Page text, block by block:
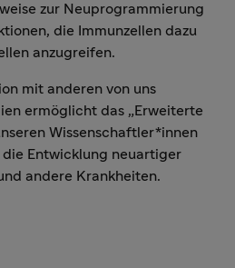
zur Neuprogrammierung
die Immunzellen dazu
anzugreifen.
mit anderen von uns
ermöglicht das „Erweiterte
Wissenschaftler*innen
Entwicklung neuartiger
andere Krankheiten.